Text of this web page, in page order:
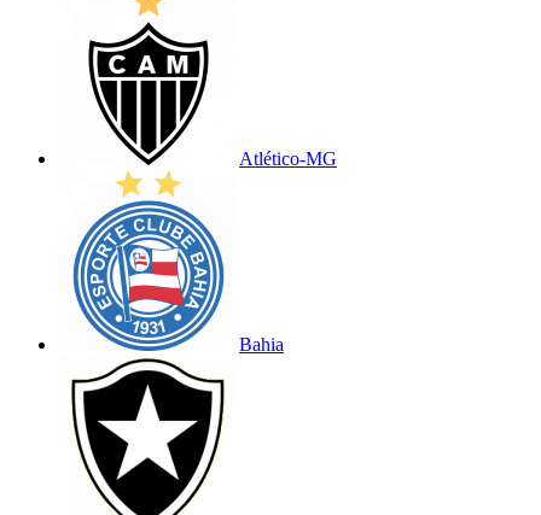
Atlético-MG
Bahia